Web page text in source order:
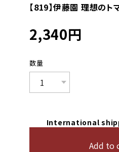
【819】伊藤園 理想の
2,340円
数量
International
Add to